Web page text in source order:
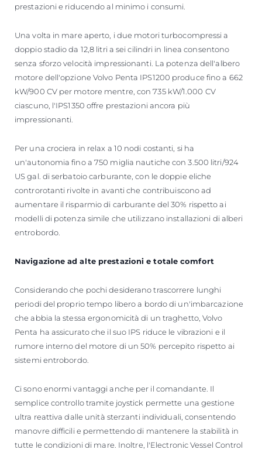
prestazioni e riducendo al minimo i consumi.
Una volta in mare aperto, i due motori turbocompressi a
doppio stadio da 12,8 litri a sei cilindri in linea consentono
senza sforzo velocità impressionanti. La potenza dell'albero
motore dell'opzione Volvo Penta IPS1200 produce fino a 662
kW/900 CV per motore mentre, con 735 kW/1.000 CV
ciascuno, l'IPS1350 offre prestazioni ancora più
impressionanti.
Per una crociera in relax a 10 nodi costanti, si ha
un'autonomia fino a 750 miglia nautiche con 3.500 litri/924
US gal. di serbatoio carburante, con le doppie eliche
controrotanti rivolte in avanti che contribuiscono ad
aumentare il risparmio di carburante del 30% rispetto ai
modelli di potenza simile che utilizzano installazioni di alberi
entrobordo.
Navigazione ad alte prestazioni e totale comfort
Considerando che pochi desiderano trascorrere lunghi
periodi del proprio tempo libero a bordo di un'imbarcazione
che abbia la stessa ergonomicità di un traghetto, Volvo
Penta ha assicurato che il suo IPS riduce le vibrazioni e il
rumore interno del motore di un 50% percepito rispetto ai
sistemi entrobordo.
Ci sono enormi vantaggi anche per il comandante. Il
semplice controllo tramite joystick permette una gestione
ultra reattiva dalle unità sterzanti individuali, consentendo
manovre difficili e permettendo di mantenere la stabilità in
tutte le condizioni di mare. Inoltre, l'Electronic Vessel Control